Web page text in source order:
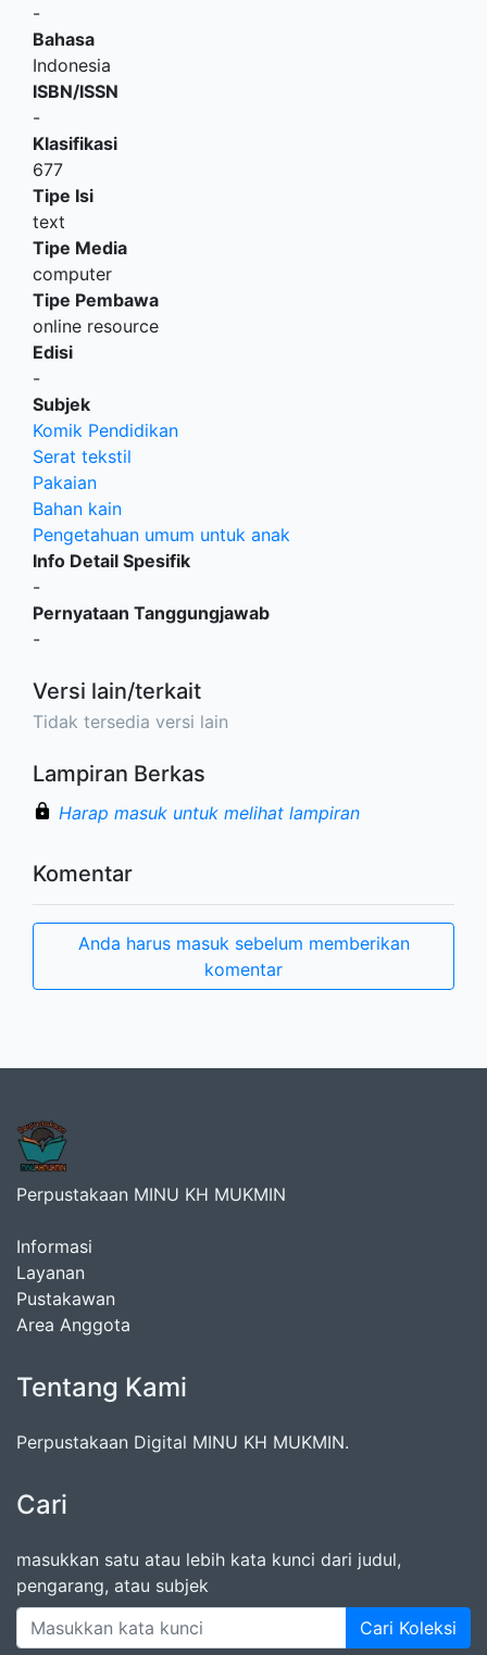
-
Bahasa
Indonesia
ISBN/ISSN
-
Klasifikasi
677
Tipe Isi
text
Tipe Media
computer
Tipe Pembawa
online resource
Edisi
-
Subjek
Komik Pendidikan
Serat tekstil
Pakaian
Bahan kain
Pengetahuan umum untuk anak
Info Detail Spesifik
-
Pernyataan Tanggungjawab
-
Versi lain/terkait
Tidak tersedia versi lain
Lampiran Berkas
Harap masuk untuk melihat lampiran
Komentar
Anda harus masuk sebelum memberikan
komentar
Perpustakaan MINU KH MUKMIN
Informasi
Layanan
Pustakawan
Area Anggota
Tentang Kami
Perpustakaan Digital MINU KH MUKMIN.
Cari
masukkan satu atau lebih kata kunci dari judul,
pengarang, atau subjek
Cari Koleksi